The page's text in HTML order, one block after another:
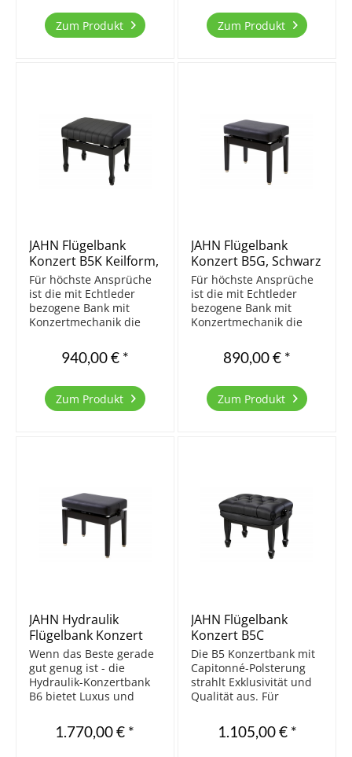
ausgereifte Fertigung
und die präzise
Zum Produkt
wird in Europa aus
massivem Buchenholz
Zum Produkt
JAHN Flügelbank
Konzert B5K Keilform,
Schwarz poliert
Für höchste Ansprüche
ist die mit Echtleder
bezogene Bank mit
Konzertmechanik die
ist auch diese Bank in
Europa aus massivem
und mit einer vierfachen
Polyesterbeschichtung
940,00 € *
Zum Produkt
JAHN Flügelbank
Konzert B5G, Schwarz
poliert
Für höchste Ansprüche
ist die mit Echtleder
bezogene Bank mit
Konzertmechanik die
ist auch diese Bank in
Europa aus massivem
und mit einer vierfachen
Polyesterbeschichtung
890,00 € *
Zum Produkt
JAHN Hydraulik
Flügelbank Konzert
B6G, Schwarz poliert
Wenn das Beste gerade
gut genug ist - die
Hydraulik-Konzertbank
B6 bietet Luxus und
Besonderheit dieser
Bank ist ihre
1.770,00 € *
JAHN Flügelbank
Konzert B5C
Capitonné, Schwarz
poliert
Die B5 Konzertbank mit
Capitonné-Polsterung
strahlt Exklusivität und
Qualität aus. Für
die mit Echtleder
bezogene Bank mit
1.105,00 € *